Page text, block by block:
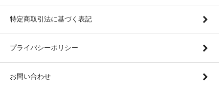
特定商取引法に基づく表記
プライバシーポリシー
お問い合わせ